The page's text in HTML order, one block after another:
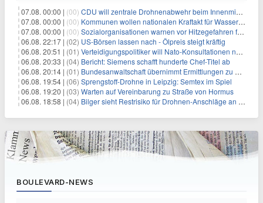
07.08. 00:00 | (00) CDU will zentrale Drohnenabwehr beim Innenministerium
07.08. 00:00 | (00) Kommunen wollen nationalen Kraftakt für Wasserversorgung
07.08. 00:00 | (00) Sozialorganisationen warnen vor Hitzegefahren für Obdachlose
06.08. 22:17 | (02) US-Börsen lassen nach - Ölpreis steigt kräftig
06.08. 20:51 | (01) Verteidigungspolitiker will Nato-Konsultationen nach Drohnenfund
06.08. 20:33 | (04) Bericht: Siemens schafft hunderte Chef-Titel ab
06.08. 20:14 | (01) Bundesanwaltschaft übernimmt Ermittlungen zu Drohnenvorfall
06.08. 19:54 | (06) Sprengstoff-Drohne in Leipzig: Semtex im Spiel
06.08. 19:20 | (03) Warten auf Vereinbarung zu Straße von Hormus
06.08. 18:58 | (04) Bilger sieht Restrisiko für Drohnen-Anschläge an Flughäfen
BOULEVARD-NEWS